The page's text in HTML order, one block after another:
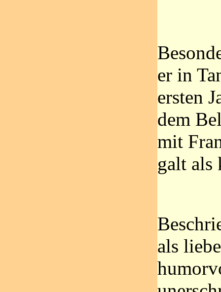
er in
ersten
dem
mit
galt als
als